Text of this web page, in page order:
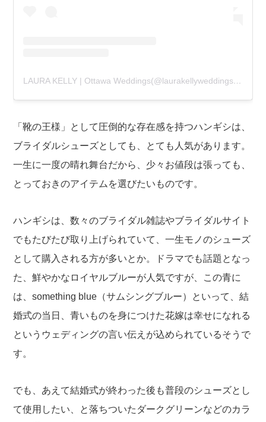
LAURA KELLY | Ottawa Weddings(@laurakellyweddings)님의 공유 게시물
「靴の王様」として圧倒的な存在感を持つハンギシは、
ブライダルシューズとしても、とても人気があります。
一生に一度の晴れ舞台だから、少々お値段は張っても、
とっておきのアイテムを選びたいものです。
ハンギシは、数々のブライダル雑誌やブライダルサイト
でもたびたび取り上げられていて、一生モノのシューズ
として購入される方が多いとか。ドラマでも話題となっ
た、鮮やかなロイヤルブルーが人気ですが、この青に
は、something blue（サムシングブルー）といって、結
婚式の当日、青いものを身につけた花嫁は幸せになれる
というウェディングの言い伝えが込められているそうで
す。
でも、あえて結婚式が終わった後も普段のシューズとし
て使用したい、と落ちついたダークグリーンなどのカラ